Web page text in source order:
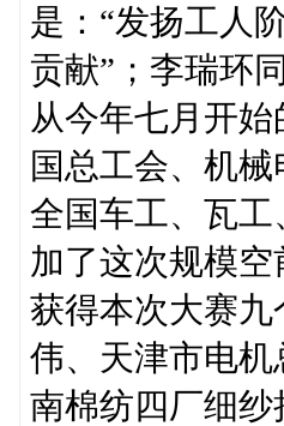
是：“发扬工人
贡献”；李瑞环
从今年七月开
国总工会、机
全国车工、瓦
加了这次规模空
获得本次大赛
伟、天津市电
南棉纺四厂细